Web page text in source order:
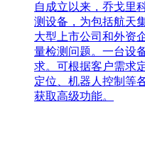
自成立以来，乔戈里
测设备，为包括航天
大型上市公司和外资
量检测问题。一台设
求。可根据客户需求
定位、机器人控制等
获取高级功能。